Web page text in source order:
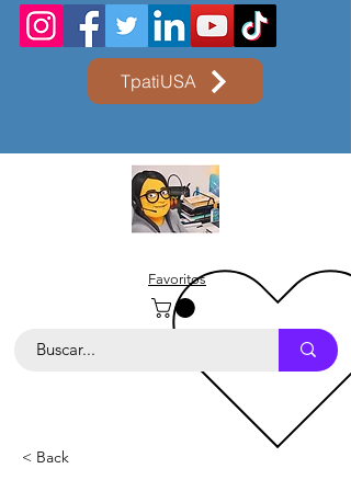
TpatiUSA
Favoritos
< Back